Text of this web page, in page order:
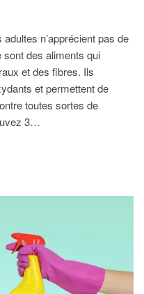
n’apprécient pas de
des aliments qui
et des fibres. Ils
et permettent de
toutes sortes de
3…